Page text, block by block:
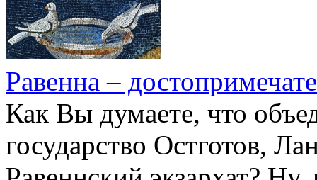
Равенна –
Как Вы думаете, что
государство Остготов,